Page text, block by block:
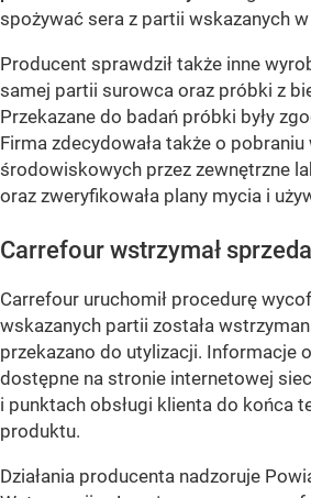
spożywać sera z partii wskazanych
Producent sprawdził także inne
samej partii surowca oraz próbki z
Przekazane do badań próbki były
Firma zdecydowała także o
środowiskowych przez zewnętrzne
oraz zweryfikowała plany mycia i
Carrefour wstrzymał
Carrefour uruchomił procedurę
wskazanych partii została
przekazano do utylizacji. Informacje
dostępne na stronie internetowej
i punktach obsługi klienta do końca
produktu.
Działania producenta nadzoruje